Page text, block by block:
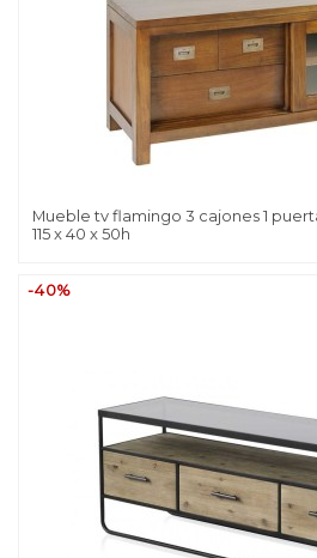
Mueble tv flamingo 3 cajones 1
115 x 40 x 50h
-40%